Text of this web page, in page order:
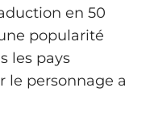
en 50
popularité
les pays
le personnage a